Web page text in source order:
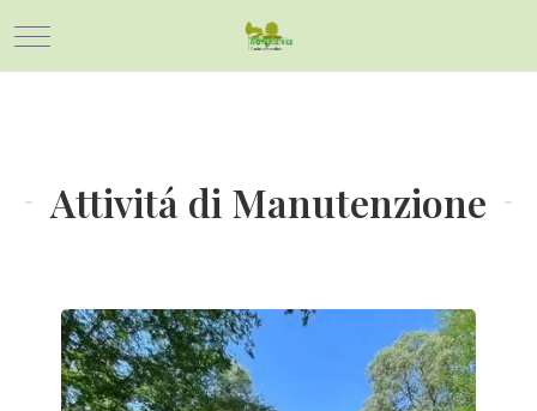
Mobile Menu Toggle
Attivitá di Manutenzione